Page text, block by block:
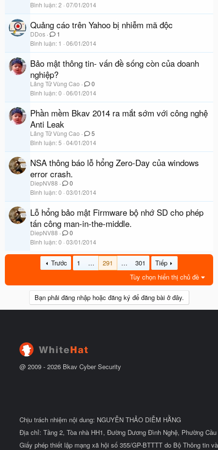
Bình luận 2 07/01/2014
Quảng cáo trên Yahoo bị nhiễm mã độc
DDos
1
Bình luận 1 06/01/2014
Bảo mật thông tin- vấn đề sống còn của doanh
nghiệp?
Lãng Tử Vùng Cao
0
Bình luận 0 06/01/2014
Phần mềm Bkav 2014 ra mắt sớm với công nghệ
Anti Leak
Lãng Tử Vùng Cao
5
Bình luận 5 04/01/2014
NSA thông báo lỗ hổng Zero-Day của windows
error crash.
DiepNV88
0
Bình luận 0 03/01/2014
Lỗ hổng bảo mật Firmware bộ nhớ SD cho phép
tấn công man-in-the-middle.
DiepNV88
0
Bình luận 0 03/01/2014
Trước 1 … 291 … 301
Tiếp
Tùy chọn hiển thị chủ đề
Bạn phải đăng nhập hoặc đăng ký để đăng bài ở đây.
@ 2009 - 2026 Bkav Cyber Security
Chịu trách nhiệm nội dung: NGUYỄN THẢO DIỄM HẰNG
Địa chỉ: Tầng 2, Tòa nhà HH1, Đường Dương Đình Nghệ, Phường
Giấy phép thiết lập mạng xã hội số 355/GP-BTTTT do Bộ Thông tin